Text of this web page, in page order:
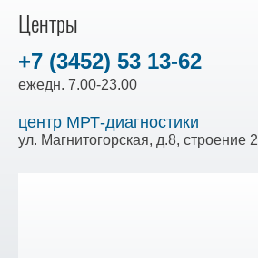
Центры
+7 (3452) 53 13-62
ежедн. 7.00-23.00
центр МРТ-диагностики
ул. Магнитогорская, д.8, строение 2